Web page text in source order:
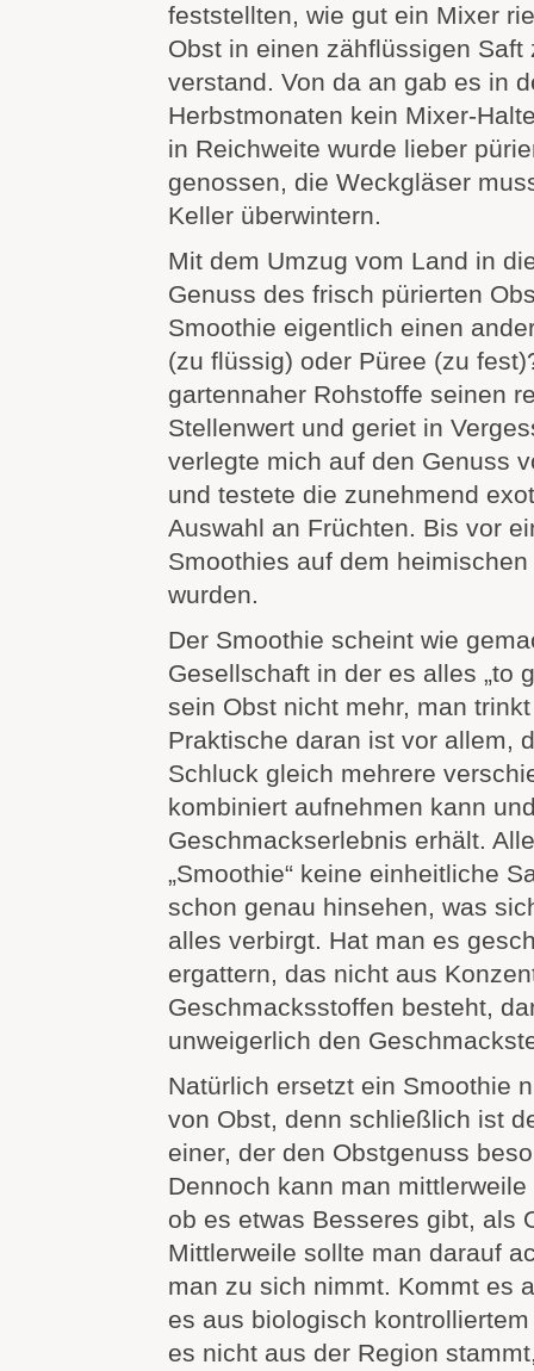
feststellten, wie gut ein Mixer
Obst in einen zähflüssigen Saft
verstand. Von da an gab es in
Herbstmonaten kein Mixer-
in Reichweite wurde lieber
genossen, die Weckgläser
Keller überwintern.
Mit dem Umzug vom Land in
Genuss des frisch pürierten
Smoothie eigentlich einen
(zu flüssig) oder Püree (zu
gartennaher Rohstoffe seinen
Stellenwert und geriet in
verlegte mich auf den Genuss
und testete die zunehmend
Auswahl an Früchten. Bis vor
Smoothies auf dem
wurden.
Der Smoothie scheint wie
Gesellschaft in der es alles „to
sein Obst nicht mehr, man
Praktische daran ist vor allem,
Schluck gleich mehrere
kombiniert aufnehmen kann
Geschmackserlebnis erhält.
„Smoothie“ keine einheitliche
schon genau hinsehen, was
alles verbirgt. Hat man es
ergattern, das nicht aus
Geschmacksstoffen besteht,
unweigerlich den
Natürlich ersetzt ein Smoothie
von Obst, denn schließlich ist
einer, der den Obstgenuss
Dennoch kann man
ob es etwas Besseres gibt, als
Mittlerweile sollte man darauf
man zu sich nimmt. Kommt es
es aus biologisch
es nicht aus der Region